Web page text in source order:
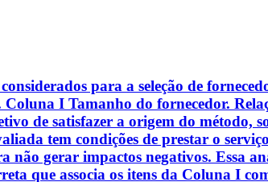
para a seleção de
I Tamanho do fornecedor.
de satisfazer a origem do método,
tem condições de prestar o
gerar impactos negativos. Essa
que associa os itens da Coluna I